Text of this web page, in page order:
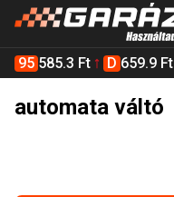
95 585.3 Ft D 659.9 Ft
automata váltó